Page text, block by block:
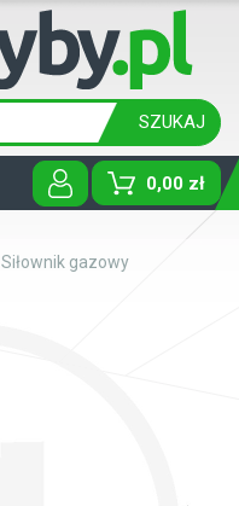
SZUKAJ
0,00 zł
Siłownik gazowy